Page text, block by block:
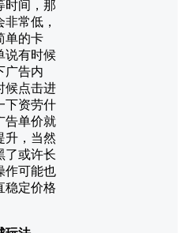
时间，那
常低，
单的卡
说有时候
广告内
候点击进
下资劳什
告单价就
升，当然
了或许长
作可能也
稳定价格